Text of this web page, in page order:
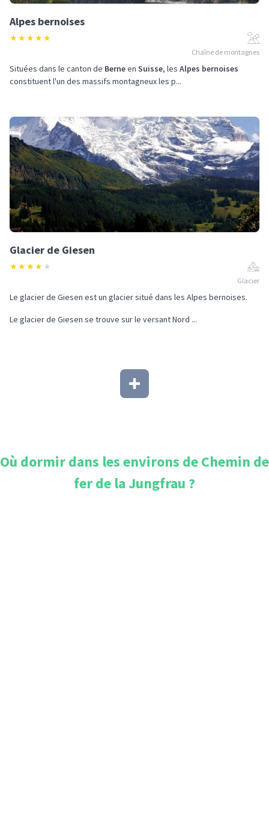
Alpes bernoises
★★★★★
Chaîne de montagnes
Situées dans le canton de Berneen Suisse, les Alpes bernoises
constituent l'un des massifs montagneux les p...
Glacier de Giesen
★★★★ ★
Glacier
Le glacier de Giesen est un glacier situé dans les Alpes bernoises.
Le glacier de Giesen se trouve sur le versant Nord ...
Où dormir dans les environs deChemin de
fer de la Jungfrau ?